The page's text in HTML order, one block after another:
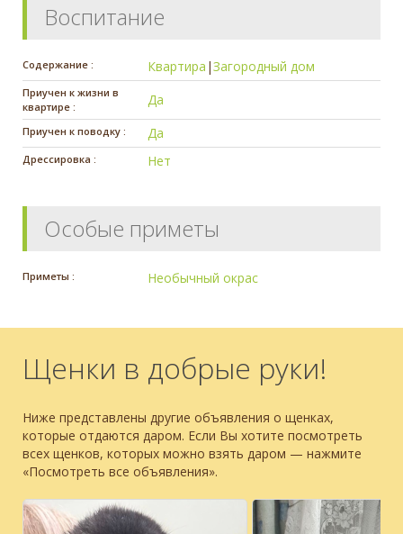
Воспитание
Содержание : Квартира |Загородный дом
Приучен к жизни в
квартире :
Да
Приучен к поводку : Да
Дрессировка : Нет
Особые приметы
Приметы : Необычный окрас
Щенки в добрые руки!
Ниже представлены другие объявления о щенках,
которые отдаются даром. Если Вы хотите посмотреть
всех щенков, которых можно взять даром — нажмите
«Посмотреть все объявления».